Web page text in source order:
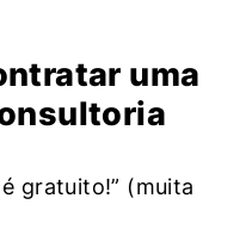
uma
gratuito!” (muita